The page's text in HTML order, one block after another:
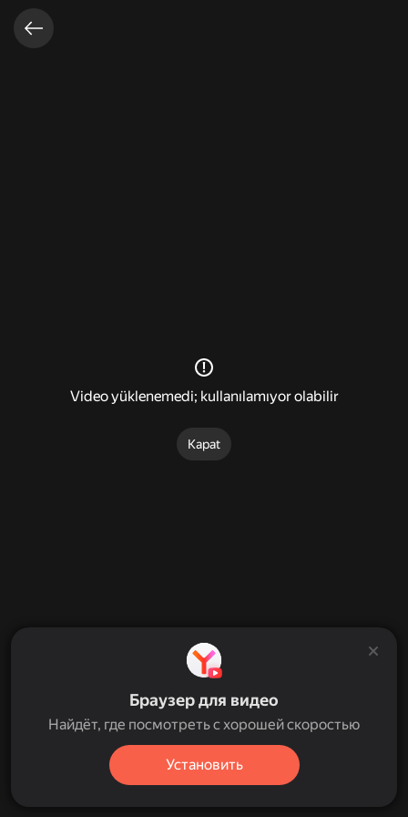
Video açık
Video yüklenemedi; kullanılamıyor olabilir
Kapat
Браузер для видео
Найдёт, где посмотреть с хорошей скоростью
Установить